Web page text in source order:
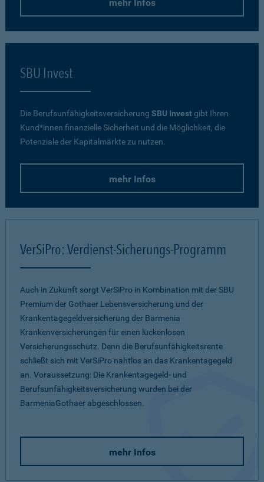
mehr Infos
SBU Invest
Die Berufsunfähigkeitsversicherung SBU Investgibt Ihren
Kund*innen finanzielle Sicherheit und die Möglichkeit, die
Potenziale der Kapitalmärkte zu nutzen.
mehr Infos
VerSiPro: Verdienst-Sicherungs-Programm
Auch in Zukunft sorgt VerSiPro in Kombination mit der SBU
Premium der Gothaer Lebensversicherung und der
Krankentagegeldversicherung der Barmenia
Krankenversicherungen für einen lückenlosen
Versicherungsschutz. Denn die Berufsunfähigkeitsrente
schließt sich mit VerSiPro nahtlos an das Krankentagegeld
an. Voraussetzung: Die Krankentagegeld- und
Berufsunfähigkeitsversicherung wurden bei der
BarmeniaGothaer abgeschlossen.
mehr Infos